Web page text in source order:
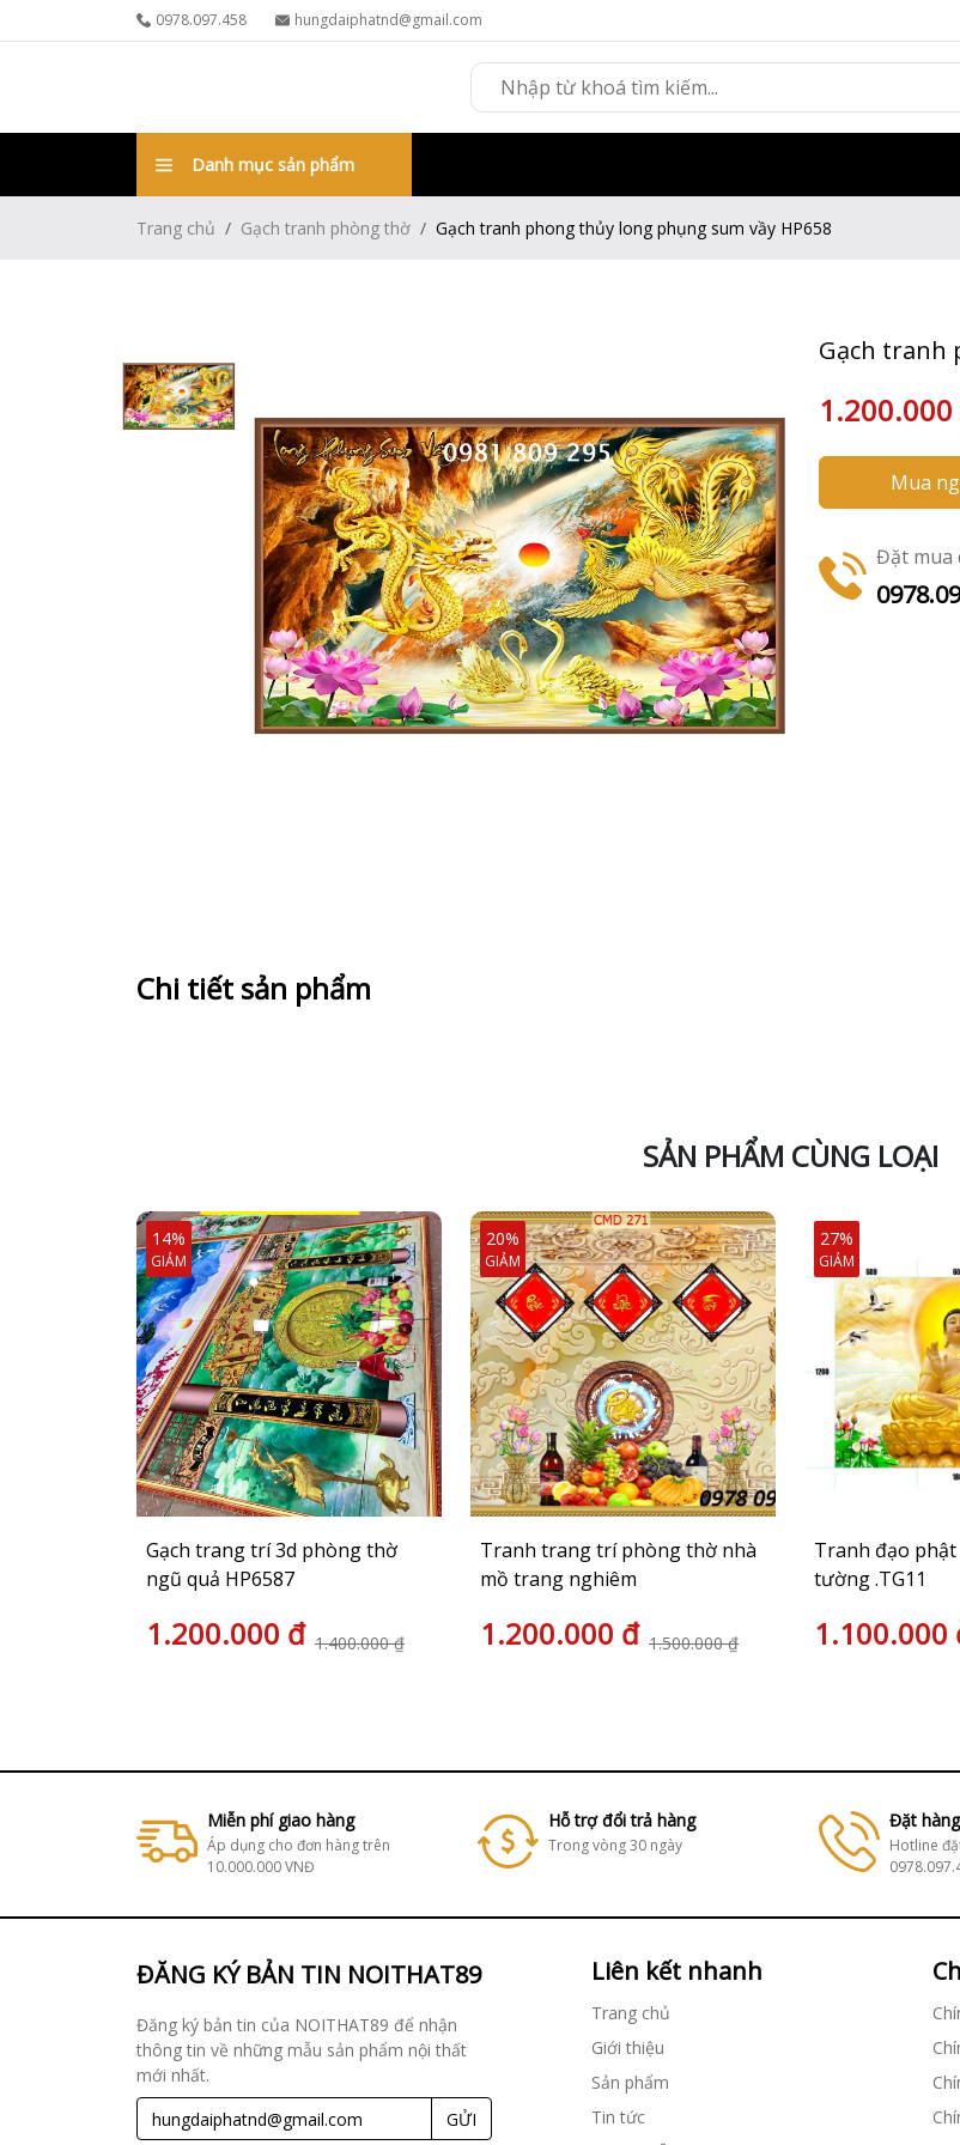
0978.097.458 hungdaiphatnd@gmail.com
Danh mục sản phẩm
Trang chủ Gạch tranh phòng thờ Gạch tranh phong thủy long phụng sum vầy HP658
Gạch tranh
Mua
Đặt mua
Chi tiết sản phẩm
SẢN PHẨM CÙNG LOẠI
Gạch trang trí 3d phòng thờ
ngũ quả HP6587
1.200.000 đ 1.400.000 ₫
14%
GIẢM
Tranh trang trí phòng thờ nhà
mồ trang nghiêm
1.200.000 đ 1.500.000 ₫
20%
GIẢM
Tranh đạo
tường .TG11
1.100.000
27%
GIẢM
Miễn phí giao hàng
Áp dụng cho đơn hàng trên
10.000.000 VNĐ
Hỗ trợ đổi trả hàng
Trong vòng 30 ngày
Đặt
Hotline
ĐĂNG KÝ BẢN TIN NOITHAT89
Đăng ký bản tin của NOITHAT89 để nhận
thông tin về những mẫu sản phẩm nội thất
mới nhất.
GỬI
Liên kết nhanh
Trang chủ
Giới thiệu
Sản phẩm
Tin tức